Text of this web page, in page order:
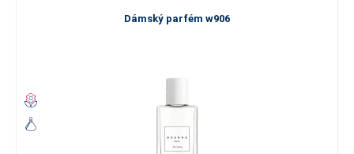
Dámský parfém w906